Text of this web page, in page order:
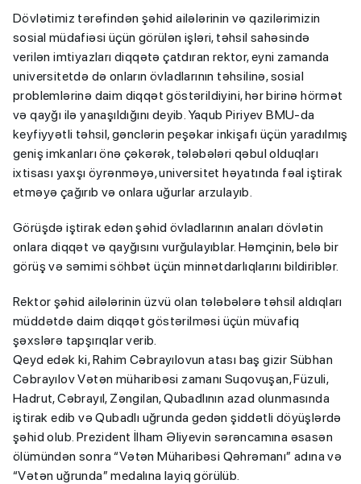
Dövlətimiz tərəfindən şəhid ailələrinin və qazilərimizin
sosial müdafiəsi üçün görülən işləri, təhsil sahəsində
verilən imtiyazları diqqətə çatdıran rektor, eyni zamanda
universitetdə də onların övladlarının təhsilinə, sosial
problemlərinə daim diqqət göstərildiyini, hər birinə hörmət
və qayğı ilə yanaşıldığını deyib. Yaqub Piriyev BMU-da
keyfiyyətli təhsil, gənclərin peşəkar inkişafı üçün yaradılmış
geniş imkanları önə çəkərək, tələbələri qəbul olduqları
ixtisası yaxşı öyrənməyə, universitet həyatında fəal iştirak
etməyə çağırıb və onlara uğurlar arzulayıb.
Görüşdə iştirak edən şəhid övladlarının anaları dövlətin
onlara diqqət və qayğısını vurğulayıblar. Həmçinin, belə bir
görüş və səmimi söhbət üçün minnətdarlıqlarını bildiriblər.
Rektor şəhid ailələrinin üzvü olan tələbələrə təhsil aldıqları
müddətdə daim diqqət göstərilməsi üçün müvafiq
şəxslərə tapşırıqlar verib.
Qeyd edək ki, Rahim Cəbrayılovun atası baş gizir Sübhan
Cəbrayılov Vətən müharibəsi zamanı Suqovuşan, Füzuli,
Hadrut, Cəbrayıl, Zəngilan, Qubadlının azad olunmasında
iştirak edib və Qubadlı uğrunda gedən şiddətli döyüşlərdə
şəhid olub. Prezident İlham Əliyevin sərəncamına əsasən
ölümündən sonra “Vətən Müharibəsi Qəhrəmanı” adına və
“Vətən uğrunda” medalına layiq görülüb.